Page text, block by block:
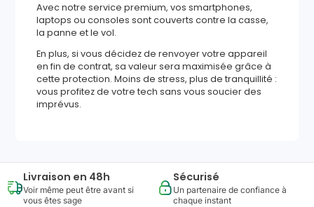
Avec notre service premium, vos smartphones,
laptops ou consoles sont couverts contre la casse,
la panne et le vol.
En plus, si vous décidez de renvoyer votre appareil
en fin de contrat, sa valeur sera maximisée grâce à
cette protection. Moins de stress, plus de tranquillité :
vous profitez de votre tech sans vous soucier des
imprévus.
Livraison en 48h
Voir même peut être avant si
vous êtes sage
Sécurisé
Un partenaire de confiance à
chaque instant